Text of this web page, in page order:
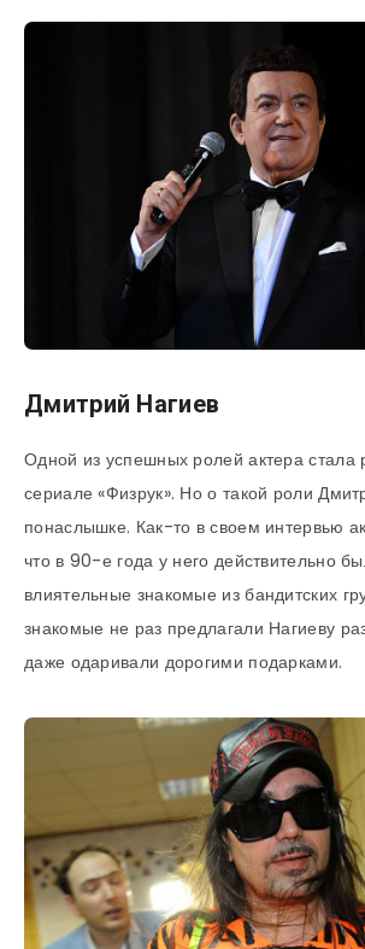
Дмитрий Нагиев
Одной из успешных ролей актера стала
сериале «Физрук». Но о такой роли
понаслышке. Как-то в своем интервью
что в 90-е года у него действительно
влиятельные знакомые из бандитских
знакомые не раз предлагали Нагиеву
даже одаривали дорогими подарками.